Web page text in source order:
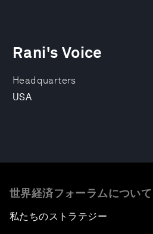
Headquarters
USA
Rani's Voice
世界経済フォーラムについて
私たちのストラテジー